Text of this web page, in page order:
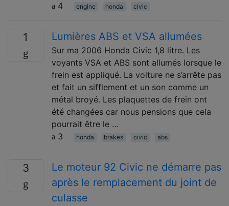
4
engine honda civic
1 Lumières ABS et VSA allumées
Sur ma 2006 Honda Civic 1,8 litre. Les
voyants VSA et ABS sont allumés lorsque le
frein est appliqué. La voiture ne s’arrête pas
et fait un sifflement et un son comme un
métal broyé. Les plaquettes de frein ont
été changées car nous pensions que cela
pourrait être le …
3
honda brakes civic abs
3
Le moteur 92 Civic ne démarre pas
après le remplacement du joint de
culasse